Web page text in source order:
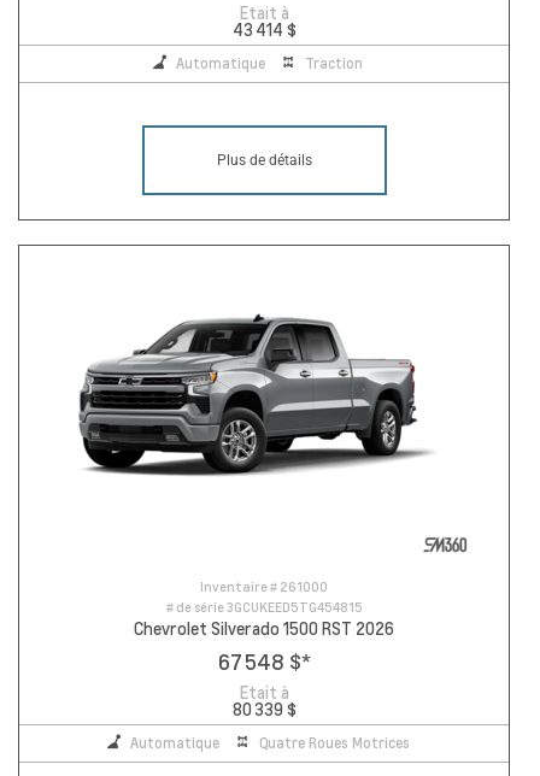
Etait à
43 414 $
Automatique Traction
Plus de détails
Inventaire # 261000
# de série3GCUKEED5TG454815
Chevrolet Silverado 1500 RST 2026
67 548 $*
Etait à
80 339 $
Automatique Quatre Roues Motrices